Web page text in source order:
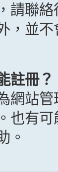
請聯
，並
註冊？
網站
也有
。